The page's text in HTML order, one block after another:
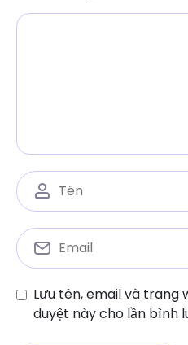
Lưu tên, email và
duyệt này cho lần bình